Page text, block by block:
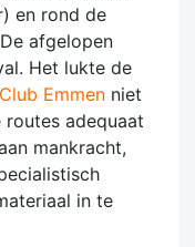
en rond de
afgelopen
Het lukte de
Emmen niet
adequaat
mankracht,
in te